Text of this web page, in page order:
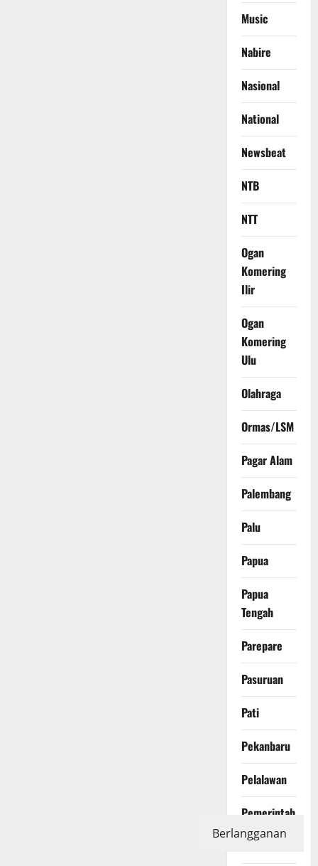
Music
Nabire
Nasional
National
Newsbeat
NTB
NTT
Ogan
Komering
Ilir
Ogan
Komering
Ulu
Olahraga
Ormas/LSM
Pagar Alam
Palembang
Palu
Papua
Papua
Tengah
Parepare
Pasuruan
Pati
Pekanbaru
Pelalawan
Pemerintah
Pendidikan
Berlangganan